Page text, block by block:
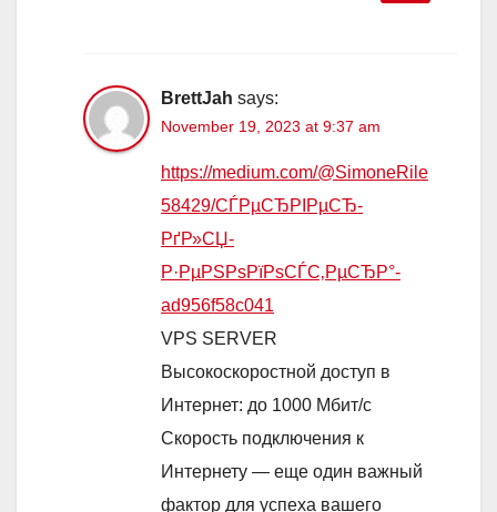
BrettJah says:
November 19, 2023 at 9:37 am
https://medium.com/@SimoneRile
58429/СЃРµСЂРІРµСЂ-
РґР»СЏ-
Р·РµРЅРѕРїРѕСЃС‚РµСЂР°-
ad956f58c041
VPS SERVER
Высокоскоростной доступ в
Интернет: до 1000 Мбит/с
Скорость подключения к
Интернету — еще один важный
фактор для успеха вашего